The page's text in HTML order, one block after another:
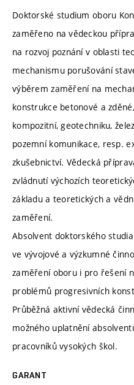
Doktorské studium oboru
zaměřeno na vědeckou
na rozvoj poznání v oblasti
mechanismu porušování
výběrem zaměření na
konstrukce betonové a
kompozitní, geotechniku,
pozemní komunikace, resp.
zkušebnictví. Vědecká
zvládnutí výchozích
základu a teoretických a
zaměření.
Absolvent doktorského
ve vývojové a výzkumné
zaměření oboru i pro řešení
problémů progresivních
Průběžná aktivní vědecká
možného uplatnění
pracovníků vysokých škol.
GARANT